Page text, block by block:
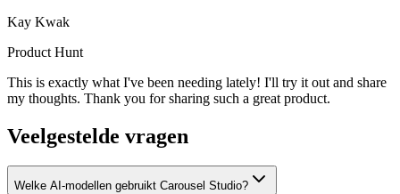
Kay Kwak
Product Hunt
This is exactly what I've been needing lately! I'll try it out and share
my thoughts. Thank you for sharing such a great product.
Veelgestelde vragen
Welke AI-modellen gebruikt Carousel Studio?